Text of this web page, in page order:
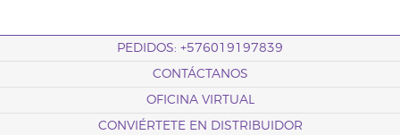
PEDIDOS: +576019197839
CONTÁCTANOS
OFICINA VIRTUAL
CONVIÉRTETE EN DISTRIBUIDOR